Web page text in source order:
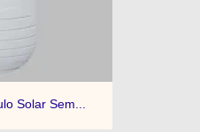
Solar Sem...